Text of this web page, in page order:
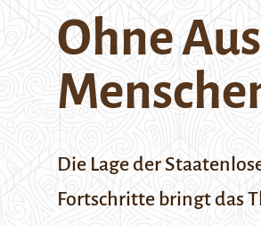
Ohne
Die Lage der
Fortschritte bringt das